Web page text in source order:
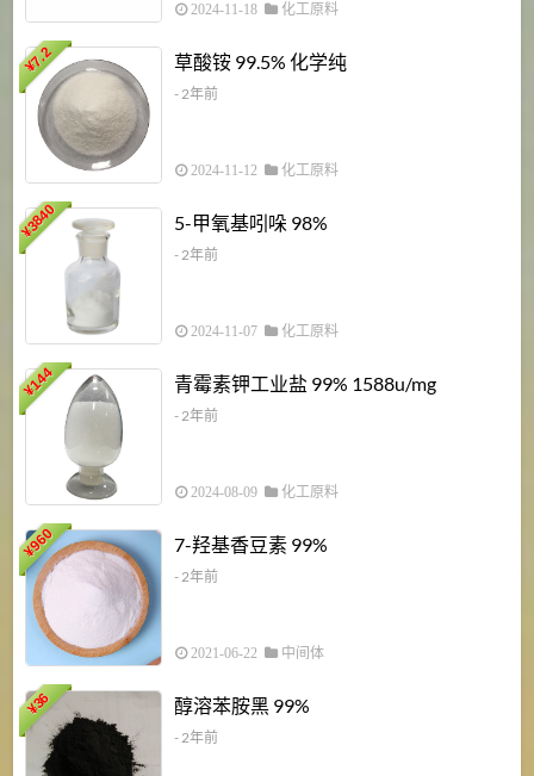
2024-11-18 化工原料
¥
7.2 草酸铵 99.5% 化学纯
- 2年前
2024-11-12 化工原料
¥
3840 5-甲氧基吲哚 98%
- 2年前
2024-11-07 化工原料
¥
144 青霉素钾工业盐 99% 1588u/mg
- 2年前
2024-08-09 化工原料
¥
960 7-羟基香豆素 99%
- 2年前
2021-06-22 中间体
¥
36 醇溶苯胺黑 99%
- 2年前